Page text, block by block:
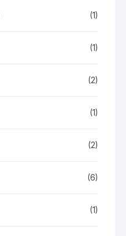
(1)
(1)
(2)
(1)
(2)
(6)
(1)